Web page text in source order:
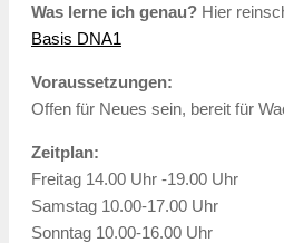
Was lerne ich genau? Hier
Basis DNA1
Voraussetzungen:
Offen für Neues sein, bereit für
Zeitplan:
Freitag 14.00 Uhr -19.00 Uhr
Samstag 10.00-17.00 Uhr
Sonntag 10.00-16.00 Uhr